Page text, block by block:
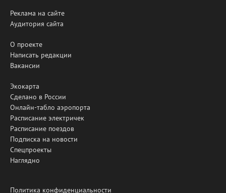
Реклама на сайте
Аудитория сайта
О проекте
Написать редакции
Вакансии
Экокарта
Сделано в России
Онлайн-табло аэропорта
Расписание электричек
Расписание поездов
Подписка на новости
Спецпроекты
Наглядно
Политика конфиденциальности